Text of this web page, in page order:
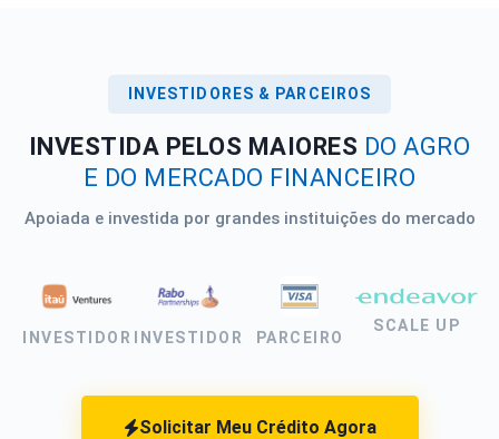
INVESTIDORES & PARCEIROS
INVESTIDA PELOS MAIORES DO AGRO
E DO MERCADO FINANCEIRO
Apoiada e investida por grandes instituições do mercado
INVESTIDOR INVESTIDOR PARCEIRO
SCALE UP
Solicitar Meu Crédito Agora